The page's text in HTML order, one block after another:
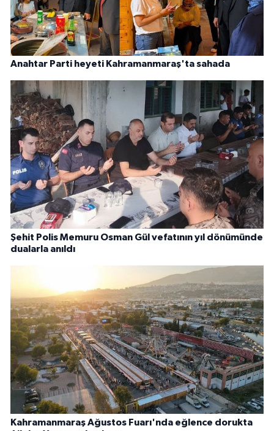
Anahtar Parti heyeti Kahramanmaraş'ta sahada
Şehit Polis Memuru Osman Gül vefatının yıl dönümünde
dualarla anıldı
Kahramanmaraş Ağustos Fuarı'nda eğlence dorukta